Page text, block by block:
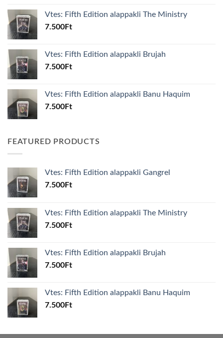
Vtes: Fifth Edition alappakli The Ministry
7.500Ft
Vtes: Fifth Edition alappakli Brujah
7.500Ft
Vtes: Fifth Edition alappakli Banu Haquim
7.500Ft
FEATURED PRODUCTS
Vtes: Fifth Edition alappakli Gangrel
7.500Ft
Vtes: Fifth Edition alappakli The Ministry
7.500Ft
Vtes: Fifth Edition alappakli Brujah
7.500Ft
Vtes: Fifth Edition alappakli Banu Haquim
7.500Ft